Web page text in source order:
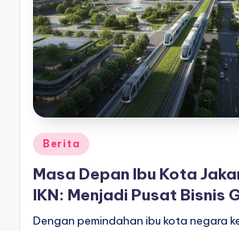
Posted
in
Berita
Masa Depan Ibu Kota
IKN: Menjadi Pusat Bisnis
Dengan pemindahan ibu kota negara